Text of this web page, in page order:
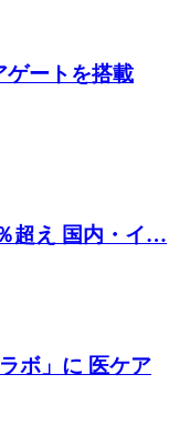
ゲートを搭載
超え 国内・イ…
ボ」に 医ケア